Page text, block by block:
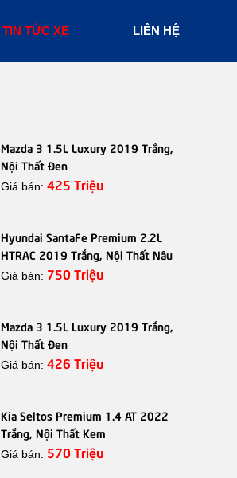
TIN TỨC XE LIÊN HỆ
Mazda 3 1.5L Luxury 2019 Trắng,
Nội Thất Đen
Giá bán: 425 Triệu
Hyundai SantaFe Premium 2.2L
HTRAC 2019 Trắng, Nội Thất Nâu
Giá bán: 750 Triệu
Mazda 3 1.5L Luxury 2019 Trắng,
Nội Thất Đen
Giá bán: 426 Triệu
Kia Seltos Premium 1.4 AT 2022
Trắng, Nội Thất Kem
Giá bán: 570 Triệu